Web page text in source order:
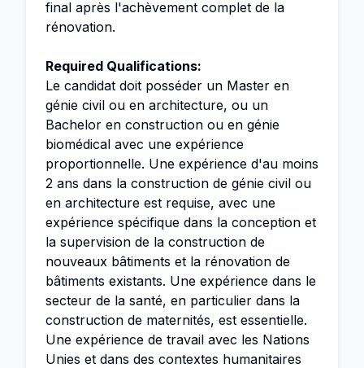
final après l'achèvement complet de la
rénovation.
Required Qualifications:
Le candidat doit posséder un Master en
génie civil ou en architecture, ou un
Bachelor en construction ou en génie
biomédical avec une expérience
proportionnelle. Une expérience d'au moins
2 ans dans la construction de génie civil ou
en architecture est requise, avec une
expérience spécifique dans la conception et
la supervision de la construction de
nouveaux bâtiments et la rénovation de
bâtiments existants. Une expérience dans le
secteur de la santé, en particulier dans la
construction de maternités, est essentielle.
Une expérience de travail avec les Nations
Unies et dans des contextes humanitaires